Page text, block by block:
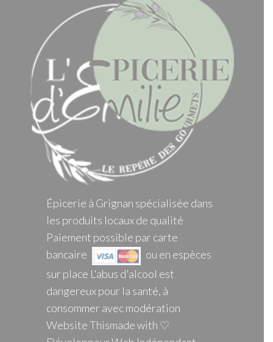
Épicerie à Grignan spécialisée dans
les produits locaux de qualité
Paiement possible par carte
bancaire
ou en espèces
sur place L'abus d'alcool est
dangereux pour la santé, à
consommer avec modération
Website Thismade with ♡